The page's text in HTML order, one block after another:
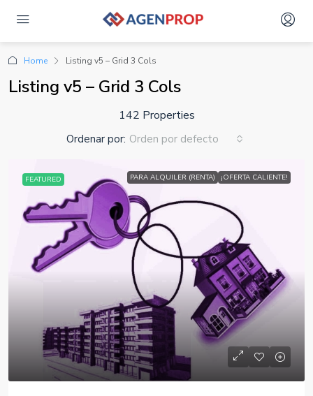
Home Listing v5 – Grid 3 Cols
Listing v5 – Grid 3 Cols
142 Properties
Ordenar por: Orden por defecto
FEATURED PARA ALQUILER (RENTA) ¡OFERTA CALIENTE!